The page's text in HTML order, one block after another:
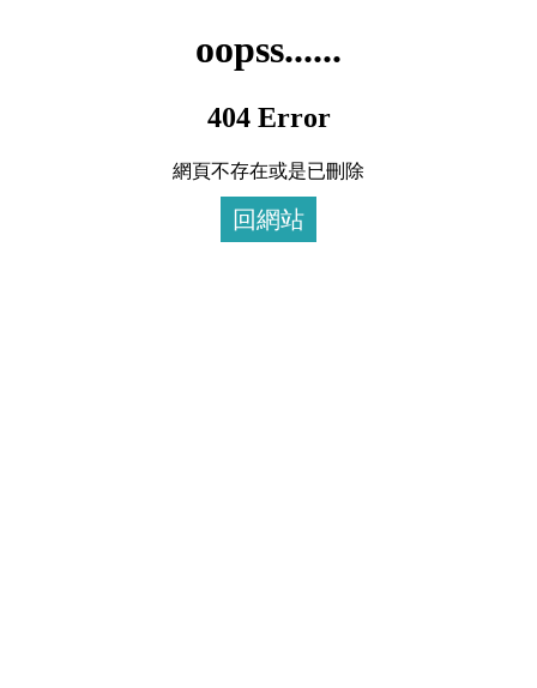
oopss......
404 Error
網頁不存在或是已刪除
回網站